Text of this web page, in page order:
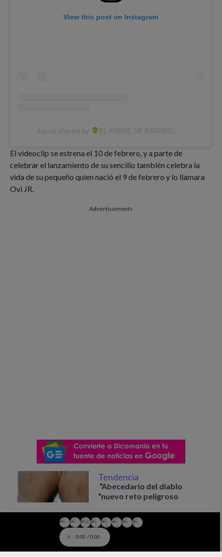
View this post on Instagram
A post shared by EL ASERE DE ASERES
El videoclip se estrena el 10 de febrero, y a parte de
celebrar el lanzamiento de su sencillo también celebra la
vida de su pequeño quien nació el 9 de febrero y lo llamara
Ovi JR.
Advertisements
Tendencia
“Abecedario del diablo
“nuevo reto peligroso
Cabe recalcar que este sencillo esta a la espera de los
seguidores de ambos artistas y las publicaciones realizadas
tienen más de dos millones de likes y más de 47.000 mil